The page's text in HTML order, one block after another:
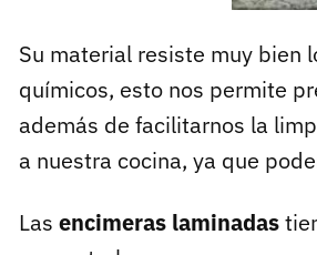
Su material resiste muy bien
químicos, esto nos permite
además de facilitarnos la
a nuestra cocina, ya que
Las encimeras laminadas